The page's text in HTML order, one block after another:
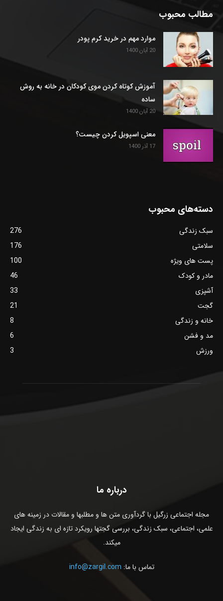
مطالب محبوب
موارد مهم در خرید کرم پودر
20 آبان 1400
آموزش کوتاه کردن موی کودکان در خانه به روش
ساده
20 آبان 1400
معنی اسپویل کردن چیست؟
17 آذر 1400
دسته‌های محبوب
سبک زندگی
276
سلامتی
176
پست های ویژه
100
مادر و کودک
46
آشپزی
33
گجت
21
خانه و زندگی
8
مد و فشن
6
ورزش
3
درباره ما
مجله اجتماعی زرگیل با گردآوری متن ها و مطلبها و مقالات در زمینه های
علمی، اجتماعی، سبک زندگی، بررسی گجتها رویکرد تازه ای به زندگی ایجاد
میکند.
تماس با ما: info@zargil.com